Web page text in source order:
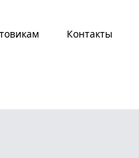
Контакты